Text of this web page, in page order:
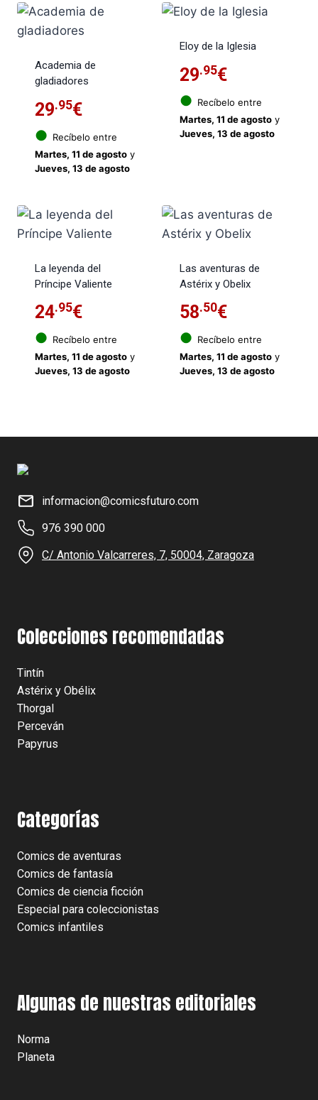
Academia de
gladiadores
29.95€
● Recíbelo entre
Martes, 11 de agostoy
Jueves, 13 de agosto
Eloy de la Iglesia
29.95€
● Recíbelo entre
Martes, 11 de agostoy
Jueves, 13 de agosto
La leyenda del
Príncipe Valiente
24.95€
● Recíbelo entre
Martes, 11 de agostoy
Jueves, 13 de agosto
Las aventuras de
Astérix y Obelix
58.50€
● Recíbelo entre
Martes, 11 de agostoy
Jueves, 13 de agosto
informacion@comicsfuturo.com
976 390 000
C/ Antonio Valcarreres, 7, 50004, Zaragoza
Colecciones recomendadas
Tintín
Astérix y Obélix
Thorgal
Perceván
Papyrus
Categorías
Comics de aventuras
Comics de fantasía
Comics de ciencia ficción
Especial para coleccionistas
Comics infantiles
Algunas de nuestras editoriales
Norma
Planeta